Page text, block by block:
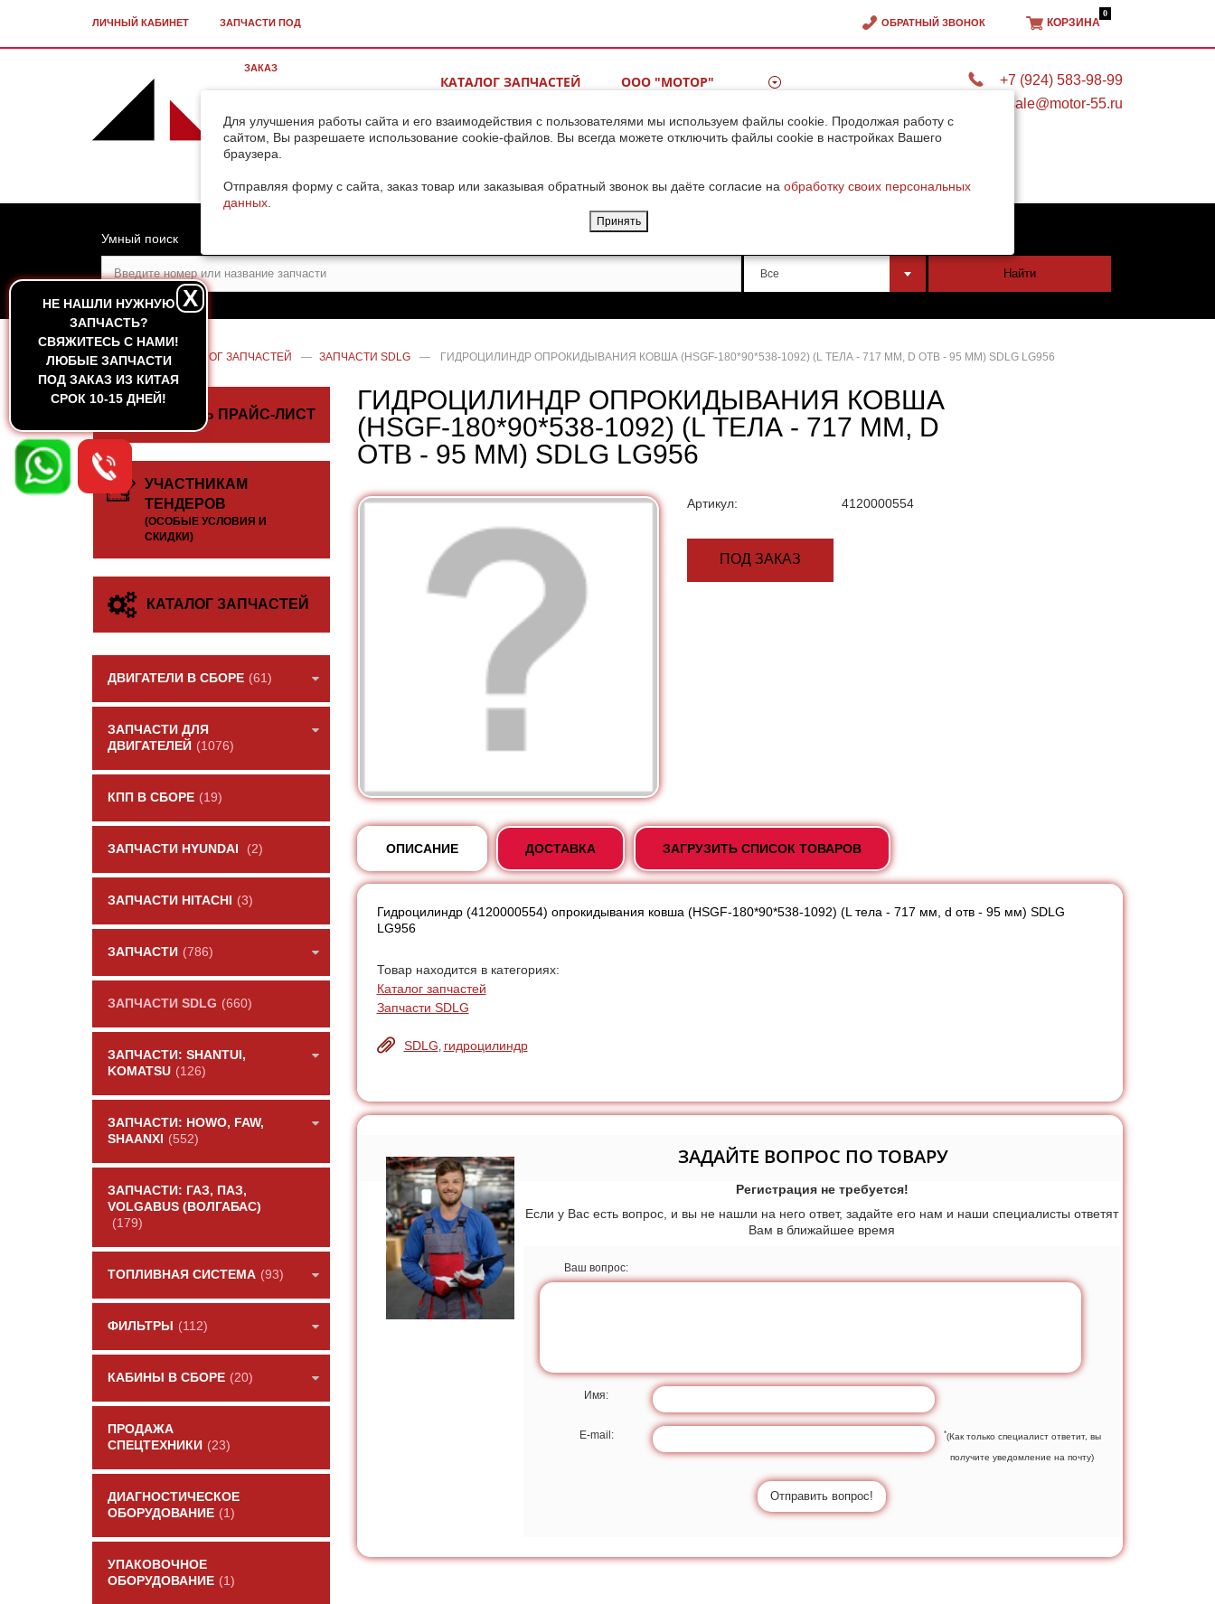
Для улучшения работы сайта и его взаимодействия с пользователями мы используем файлы cookie. Продолжая работу с
сайтом, Вы разрешаете использование cookie-файлов. Вы всегда можете отключить файлы cookie в настройках Вашего
браузера.
Отправляя форму с сайта, заказ товар или заказывая обратный звонок вы даёте согласие на обработку своих персональных
данных
Принять
ЛИЧНЫЙ КАБИНЕТ ЗАПЧАСТИ ПОД
ЗАКАЗ
ОБРАТНЫЙ ЗВОНОК КОРЗИНА
0
КАТАЛОГ ЗАПЧАСТЕЙ ООО "МОТОР"
ВИДЕОГАЛЕРЕЯ КОНТАКТЫ
+7 (924) 583-98-99
sale@motor-55.ru
НЕ НАШЛИ НУЖНУЮ
ЗАПЧАСТЬ?
CВЯЖИТЕСЬ С НАМИ!
ЛЮБЫЕ ЗАПЧАСТИ
ПОД ЗАКАЗ ИЗ КИТАЯ
СРОК 10-15 ДНЕЙ!
X
Умный поиск
Все Найти
ГЛАВНАЯ — КАТАЛОГ ЗАПЧАСТЕЙ — ЗАПЧАСТИ SDLG — ГИДРОЦИЛИНДР ОПРОКИДЫВАНИЯ КОВША (HSGF-180*90*538-1092) (L ТЕЛА - 717 ММ, D ОТВ - 95 ММ) SDLG LG956
СКАЧАТЬ ПРАЙС-ЛИСТ
УЧАСТНИКАМ
ТЕНДЕРОВ
(ОСОБЫЕ УСЛОВИЯ И
СКИДКИ)
КАТАЛОГ ЗАПЧАСТЕЙ
ДВИГАТЕЛИ В СБОРЕ (61)
ЗАПЧАСТИ ДЛЯ
ДВИГАТЕЛЕЙ (1076)
КПП В СБОРЕ (19)
ЗАПЧАСТИ HYUNDAI (2)
ЗАПЧАСТИ HITACHI (3)
ЗАПЧАСТИ (786)
ЗАПЧАСТИ SDLG (660)
ЗАПЧАСТИ: SHANTUI,
KOMATSU (126)
ЗАПЧАСТИ: HOWO, FAW,
SHAANXI
(552)
ЗАПЧАСТИ: ГАЗ, ПАЗ,
VOLGABUS (ВОЛГАБАС)
(179)
ТОПЛИВНАЯ СИСТЕМА (93)
ФИЛЬТРЫ (112)
КАБИНЫ В СБОРЕ (20)
ПРОДАЖА
СПЕЦТЕХНИКИ (23)
ДИАГНОСТИЧЕСКОЕ
ОБОРУДОВАНИЕ (1)
УПАКОВОЧНОЕ
ОБОРУДОВАНИЕ (1)
ГИДРОЦИЛИНДР ОПРОКИДЫВАНИЯ КОВША
(HSGF-180*90*538-1092) (L ТЕЛА - 717 ММ, D
ОТВ - 95 ММ) SDLG LG956
Артикул: 4120000554
ПОД ЗАКАЗ
ОПИСАНИЕ ДОСТАВКА ЗАГРУЗИТЬ СПИСОК ТОВАРОВ
Гидроцилиндр (4120000554) опрокидывания ковша (HSGF-180*90*538-1092) (L тела - 717 мм, d отв - 95 мм) SDLG
LG956
Товар находится в категориях:
Каталог запчастей
Запчасти SDLG
SDLG, гидроцилиндр
ЗАДАЙТЕ ВОПРОС ПО ТОВАРУ
Регистрация не требуется!
Если у Вас есть вопрос, и вы не нашли на него ответ, задайте его нам и наши специалисты ответят
Вам в ближайшее время
Ваш вопрос:
Имя:
E-mail: *(Как только специалист ответит, вы
получите уведомление на почту)
Отправить вопрос!